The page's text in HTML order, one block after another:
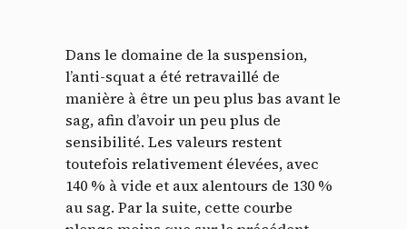
Dans le domaine de la suspension,
l’anti-squat a été retravaillé de
manière à être un peu plus bas avant le
sag, afin d’avoir un peu plus de
sensibilité. Les valeurs restent
toutefois relativement élevées, avec
140 % à vide et aux alentours de 130 %
au sag. Par la suite, cette courbe